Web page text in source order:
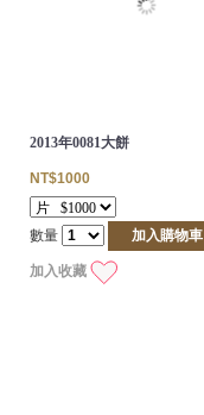
2013年0081大餅
NT$1000
數量 加入購物車
加入收藏